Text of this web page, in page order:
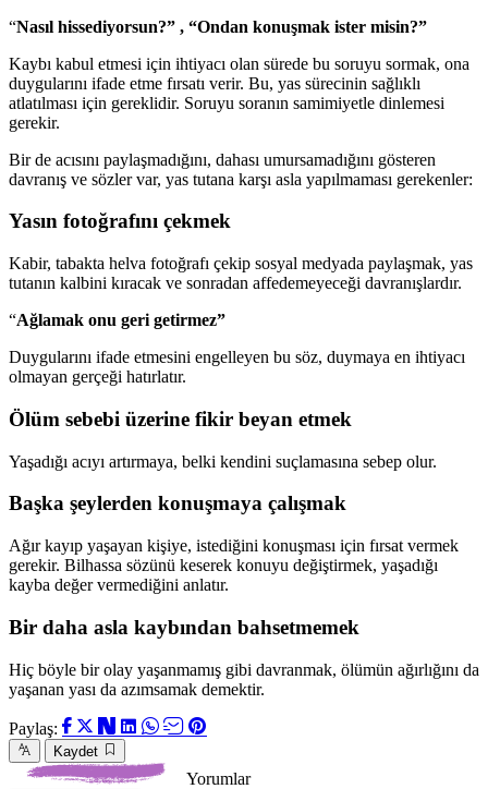
“Nasıl hissediyorsun?” , “Ondan konuşmak ister misin?”
Kaybı kabul etmesi için ihtiyacı olan sürede bu soruyu sormak, ona
duygularını ifade etme fırsatı verir. Bu, yas sürecinin sağlıklı
atlatılması için gereklidir. Soruyu soranın samimiyetle dinlemesi
gerekir.
Bir de acısını paylaşmadığını, dahası umursamadığını gösteren
davranış ve sözler var, yas tutana karşı asla yapılmaması gerekenler:
Yasın fotoğrafını çekmek
Kabir, tabakta helva fotoğrafı çekip sosyal medyada paylaşmak, yas
tutanın kalbini kıracak ve sonradan affedemeyeceği davranışlardır.
“Ağlamak onu geri getirmez”
Duygularını ifade etmesini engelleyen bu söz, duymaya en ihtiyacı
olmayan gerçeği hatırlatır.
Ölüm sebebi üzerine fikir beyan etmek
Yaşadığı acıyı artırmaya, belki kendini suçlamasına sebep olur.
Başka şeylerden konuşmaya çalışmak
Ağır kayıp yaşayan kişiye, istediğini konuşması için fırsat vermek
gerekir. Bilhassa sözünü keserek konuyu değiştirmek, yaşadığı
kayba değer vermediğini anlatır.
Bir daha asla kaybından bahsetmemek
Hiç böyle bir olay yaşanmamış gibi davranmak, ölümün ağırlığını da
yaşanan yası da azımsamak demektir.
Paylaş:
Kaydet
Yorumlar